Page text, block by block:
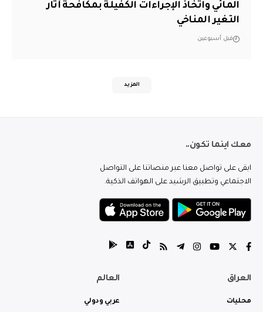
المائي واتخاذ الإجراءات الكفيلة بمكافحة آثار
التغير المناخي
قبل أسبوعين
المزيد
معك اينما تكون..
ابقى على تواصل معنا عبر منصاتنا على التواصل
الاجتماعي وتطبيق الرشيد على الهواتف الذكية.
العراق
محليات
العالم
عربي ودولي